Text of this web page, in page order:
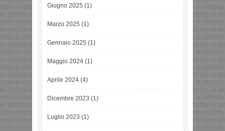
Giugno 2025 (1)
Marzo 2025 (1)
Gennaio 2025 (1)
Maggio 2024 (1)
Aprile 2024 (4)
Dicembre 2023 (1)
Luglio 2023 (1)